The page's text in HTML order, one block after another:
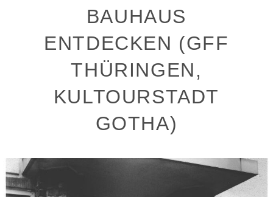
BAUHAUS
ENTDECKEN (GFF
THÜRINGEN,
KULTOURSTADT
GOTHA)